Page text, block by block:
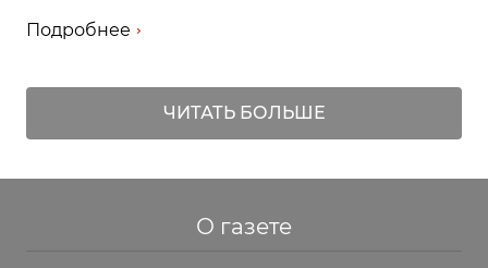
Подробнее
ЧИТАТЬ БОЛЬШЕ
О газете